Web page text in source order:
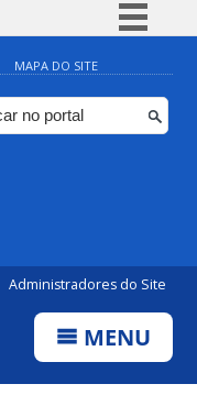
Simplifique!
Comunica BR
Participe
MAPA DO SITE
Administradores do Site
MENU